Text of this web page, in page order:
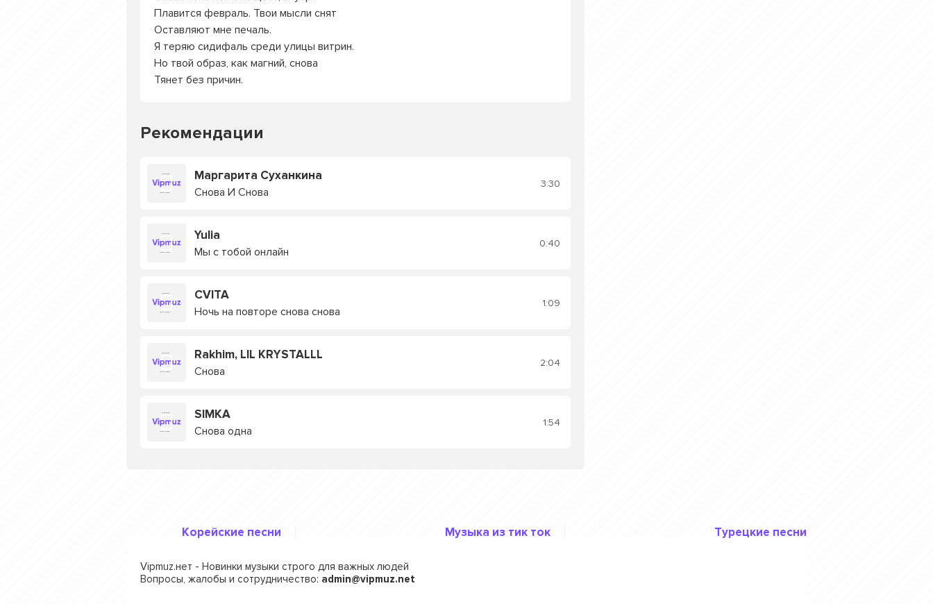
Плавится февраль. Твои мысли снят
Оставляют мне печаль.
Я теряю сидифаль среди улицы витрин.
Но твой образ, как магний, снова
Тянет без причин.
Рекомендации
Маргарита Суханкина
Снова И Снова
3:30
Yulia
Мы с тобой онлайн
0:40
CVITA
Ночь на повторе снова снова
1:09
Rakhim, LIL KRYSTALLL
Снова
2:04
SIMKA
Снова одна
1:54
Корейские песни Музыка из тик ток Турецкие песни
Vipmuz.нет - Новинки музыки строго для важных людей
Вопросы, жалобы и сотрудничество: admin@vipmuz.net